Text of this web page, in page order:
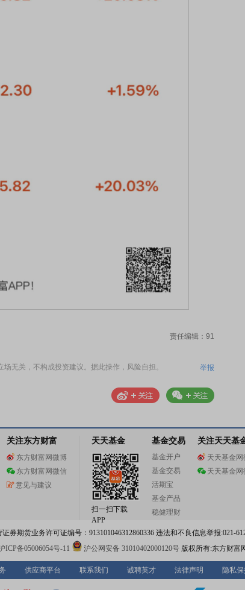
责任编辑：91
无关，不构成投资建议。据此操作，风险自担。 举报
关注东方财富
东方财富网微博
东方财富网微信
意见与建议
天天基金
扫一扫下载
APP
基金交易
基金开户
基金交易
活期宝
基金产品
稳健理财
关注天天基
天天基金网
天天基金网
券期货业务许可证编号：913101046312860336 违法和不良信息举报:021-
ICP备05006054号-11 沪公网安备 31010402000120号版权所有:东方财富
供应商平台 联系我们 诚聘英才 法律声明 隐私保